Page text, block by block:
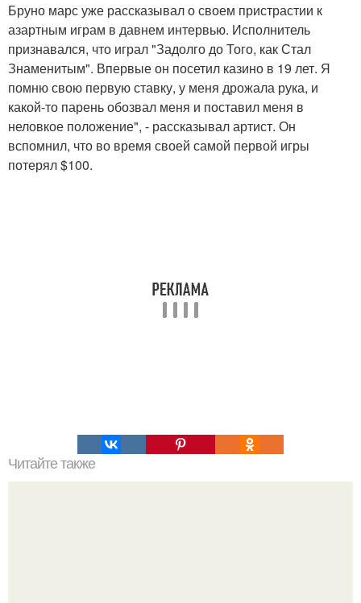
Бруно марс уже рассказывал о своем пристрастии к
азартным играм в давнем интервью. Исполнитель
признавался, что играл "Задолго до Того, как Стал
Знаменитым". Впервые он посетил казино в 19 лет. Я
помню свою первую ставку, у меня дрожала рука, и
какой-то парень обозвал меня и поставил меня в
неловкое положение", - рассказывал артист. Он
вспомнил, что во время своей самой первой игры
потерял $100.
Читайте также